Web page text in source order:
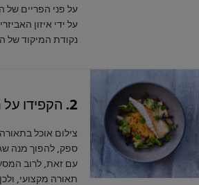
על פני הפריים של
על ידי איזון
נקודת המיקוד של
2. הקפידו על תאורה נכונה
צילום אוכל
ספק, להפוך מנה
עם זאת, לרוב
תאורה מקצועי,